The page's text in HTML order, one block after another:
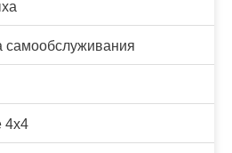
самообслуживания
4х4